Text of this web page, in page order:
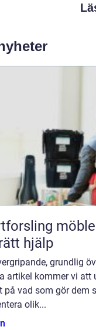
möbler så fungerar det och så
hjälp
grundlig
artikel kommer vi
på vad som gör dem
olik...